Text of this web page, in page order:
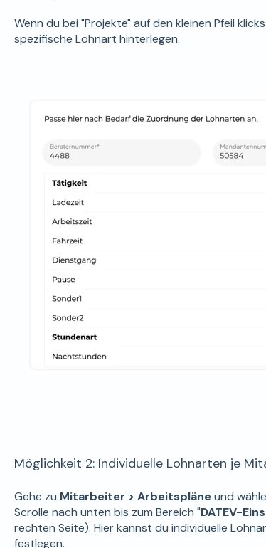
Wenn du bei "Projekte" auf den kleinen Pfeil
spezifische Lohnart hinterlegen.
Möglichkeit 2: Individuelle Lohnarten je
Gehe zu Mitarbeiter > Arbeitspläneund
Scrolle nach unten bis zum Bereich "DATEV-
rechten Seite). Hier kannst du individuelle
festlegen.